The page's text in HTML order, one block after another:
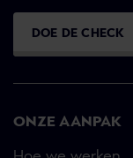
ONZE AANPAK
DOE DE CHECK